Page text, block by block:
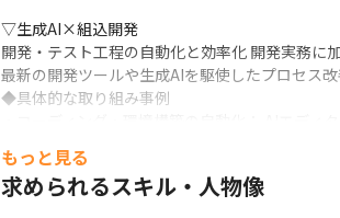
▽生成AI×組込開発
開発・テスト工程の自動化と効率化 開発実務に加
最新の開発ツールや生成AIを駆使したプロセス
◆具体的な取り組み事例
・テスト仕様書の自動生成： 基本設計書や試験
・データシート解析の効率化： 膨大なマイコン
もっと見る
求められるスキル・人物像